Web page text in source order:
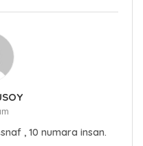
, 10 numara insan.